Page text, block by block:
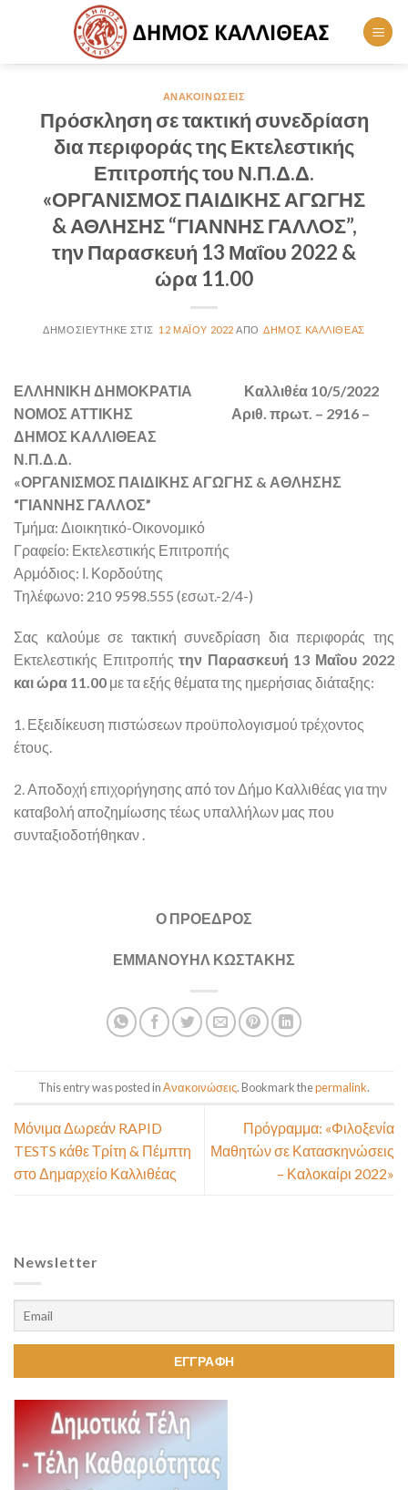
ΑΝΑΚΟΙΝΏΣΕΙΣ
Πρόσκληση σε τακτική συνεδρίαση
δια περιφοράς της Εκτελεστικής
Επιτροπής του Ν.Π.Δ.Δ.
«ΟΡΓΑΝΙΣΜΟΣ ΠΑΙΔΙΚΗΣ ΑΓΩΓΗΣ
& ΑΘΛΗΣΗΣ “ΓΙΑΝΝΗΣ ΓΑΛΛΟΣ”,
την Παρασκευή 13 Μαΐου 2022 &
ώρα 11.00
12 ΜΑΪ́ΟΥ 2022 ΔΉΜΟΣ ΚΑΛΛΙΘΈΑΣ
ΕΛΛΗΝΙΚΗ ΔΗΜΟΚΡΑΤΙΑ Καλλιθέα 10/5/2022
ΝΟΜΟΣ ΑΤΤΙΚΗΣ Αριθ. πρωτ. – 2916 –
ΔΗΜΟΣ ΚΑΛΛΙΘΕΑΣ
Ν.Π.Δ.Δ.
«ΟΡΓΑΝΙΣΜΟΣ ΠΑΙΔΙΚΗΣ ΑΓΩΓΗΣ & ΑΘΛΗΣΗΣ
“ΓΙΑΝΝΗΣ ΓΑΛΛΟΣ”
Τμήμα: Διοικητικό-Οικονομικό
Γραφείο: Εκτελεστικής Επιτροπής
Αρμόδιος: Ι. Κορδούτης
Τηλέφωνο: 210 9598.555 (εσωτ.-2/4-)
Σας καλούμε σε τακτική συνεδρίαση δια περιφοράς της
Εκτελεστικής Επιτροπής την Παρασκευή 13 Μαΐου 2022
και ώρα 11.00 με τα εξής θέματα της ημερήσιας διάταξης:
1. Εξειδίκευση πιστώσεων προϋπολογισμού τρέχοντος
έτους.
2. Αποδοχή επιχορήγησης από τον Δήμο Καλλιθέας για την
καταβολή αποζημίωσης τέως υπαλλήλων μας που
συνταξιοδοτήθηκαν .
Ο ΠΡΟΕΔΡΟΣ
ΕΜΜΑΝΟΥΗΛ ΚΩΣΤΑΚΗΣ
This entry was posted inΑνακοινώσεις. Bookmark thepermalink.
Μόνιμα Δωρεάν RAPID
TESTS κάθε Τρίτη & Πέμπτη
στο Δημαρχείο Καλλιθέας
Πρόγραμμα: «Φιλοξενία
Μαθητών σε Κατασκηνώσεις
– Καλοκαίρι 2022»
Newsletter